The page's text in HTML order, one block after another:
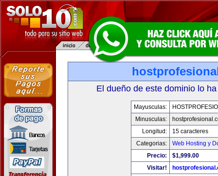
El dueño de este dominio lo
Mayusculas:
Minusculas:
Longitud:
15 caracteres
Categorias:
Web Hosting y
Precio:
$1,999.00
Visitar!